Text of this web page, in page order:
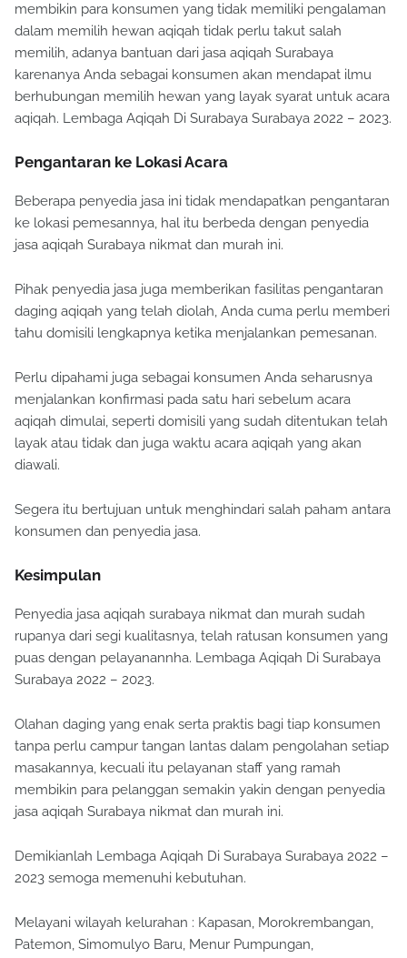
membikin para konsumen yang tidak memiliki pengalaman
dalam memilih hewan aqiqah tidak perlu takut salah
memilih, adanya bantuan dari jasa aqiqah Surabaya
karenanya Anda sebagai konsumen akan mendapat ilmu
berhubungan memilih hewan yang layak syarat untuk acara
aqiqah. Lembaga Aqiqah Di Surabaya Surabaya 2022 – 2023.
Pengantaran ke Lokasi Acara
Beberapa penyedia jasa ini tidak mendapatkan pengantaran
ke lokasi pemesannya, hal itu berbeda dengan penyedia
jasa aqiqah Surabaya nikmat dan murah ini.
Pihak penyedia jasa juga memberikan fasilitas pengantaran
daging aqiqah yang telah diolah, Anda cuma perlu memberi
tahu domisili lengkapnya ketika menjalankan pemesanan.
Perlu dipahami juga sebagai konsumen Anda seharusnya
menjalankan konfirmasi pada satu hari sebelum acara
aqiqah dimulai, seperti domisili yang sudah ditentukan telah
layak atau tidak dan juga waktu acara aqiqah yang akan
diawali.
Segera itu bertujuan untuk menghindari salah paham antara
konsumen dan penyedia jasa.
Kesimpulan
Penyedia jasa aqiqah surabaya nikmat dan murah sudah
rupanya dari segi kualitasnya, telah ratusan konsumen yang
puas dengan pelayanannha. Lembaga Aqiqah Di Surabaya
Surabaya 2022 – 2023.
Olahan daging yang enak serta praktis bagi tiap konsumen
tanpa perlu campur tangan lantas dalam pengolahan setiap
masakannya, kecuali itu pelayanan staff yang ramah
membikin para pelanggan semakin yakin dengan penyedia
jasa aqiqah Surabaya nikmat dan murah ini.
Demikianlah Lembaga Aqiqah Di Surabaya Surabaya 2022 –
2023 semoga memenuhi kebutuhan.
Melayani wilayah kelurahan : Kapasan, Morokrembangan,
Patemon, Simomulyo Baru, Menur Pumpungan,